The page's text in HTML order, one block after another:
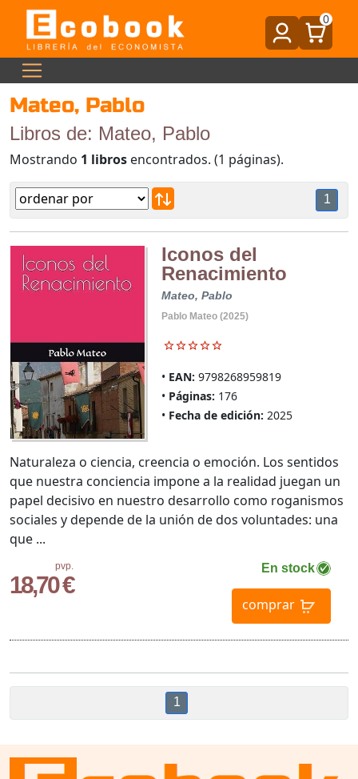
0
Mateo, Pablo
Libros de: Mateo, Pablo
Mostrando 1 libros encontrados. (1 páginas).
1
Iconos del
Renacimiento
Mateo, Pablo
Pablo Mateo (2025)
EAN: 9798268959819
Páginas: 176
Fecha de edición: 2025
pvp.
18,70 €
En stock
comprar
Naturaleza o ciencia, creencia o emoción. Los sentidos
que nuestra conciencia impone a la realidad juegan un
papel decisivo en nuestro desarrollo como roganismos
sociales y depende de la unión de dos voluntades: una
que ...
1